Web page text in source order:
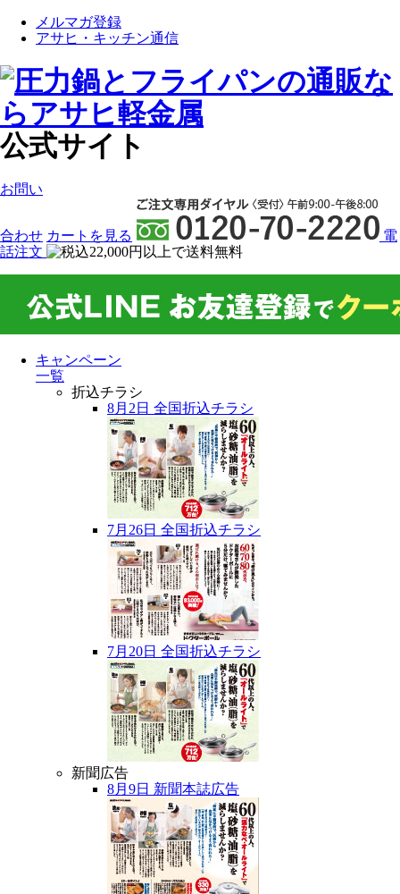
メルマガ登録
アサヒ・キッチン通信
公式サイト
お問い
合わせ カート を見る
電
話注文
キャンペーン
一覧
折込チラシ
8月2日 全国折込チラシ
7月26日 全国折込チラシ
7月20日 全国折込チラシ
新聞広告
8月9日 新聞本誌広告